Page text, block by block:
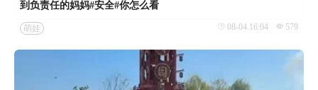
到负责任的妈妈#安全#你怎么看
萌娃 08-04 16:04 579